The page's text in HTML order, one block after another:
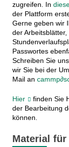
zugreifen. In
der Plattform
Gerne geben wir
der
Passwortes
Schreiben Sie
wir Sie bei der
Mail an
Hier
finden Sie
der Bearbeitung
können.
Material für